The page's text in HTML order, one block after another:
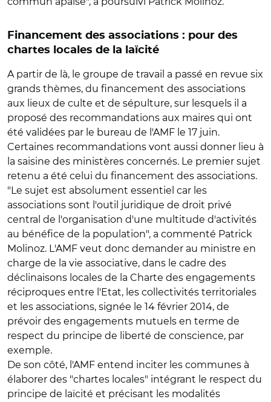
Financement des associations : pour des
chartes locales de la laïcité
A partir de là, le groupe de travail a passé en revue six
grands thèmes, du financement des associations
aux lieux de culte et de sépulture, sur lesquels il a
proposé des recommandations aux maires qui ont
été validées par le bureau de l'AMF le 17 juin.
Certaines recommandations vont aussi donner lieu à
la saisine des ministères concernés. Le premier sujet
retenu a été celui du financement des associations.
"Le sujet est absolument essentiel car les
associations sont l'outil juridique de droit privé
central de l'organisation d'une multitude d'activités
au bénéfice de la population", a commenté Patrick
Molinoz. L'AMF veut donc demander au ministre en
charge de la vie associative, dans le cadre des
déclinaisons locales de la Charte des engagements
réciproques entre l'Etat, les collectivités territoriales
et les associations, signée le 14 février 2014, de
prévoir des engagements mutuels en terme de
respect du principe de liberté de conscience, par
exemple.
De son côté, l'AMF entend inciter les communes à
élaborer des "chartes locales" intégrant le respect du
principe de laïcité et précisant les modalités